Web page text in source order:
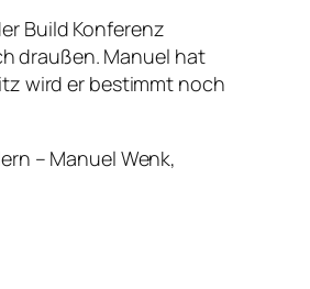
Build Konferenz
draußen. Manuel hat
wird er bestimmt noch
– Manuel Wenk,